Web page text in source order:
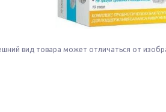
вид товара может отличаться от